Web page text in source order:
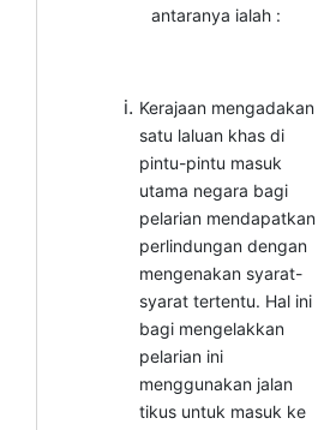
antaranya ialah :
Kerajaan mengadakan
satu laluan khas di
pintu-pintu masuk
utama negara bagi
pelarian mendapatkan
perlindungan dengan
mengenakan syarat-
syarat tertentu. Hal ini
bagi mengelakkan
pelarian ini
menggunakan jalan
tikus untuk masuk ke